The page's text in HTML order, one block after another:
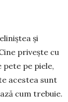
și
privește cu
pe piele,
acestea sunt
cum trebuie.